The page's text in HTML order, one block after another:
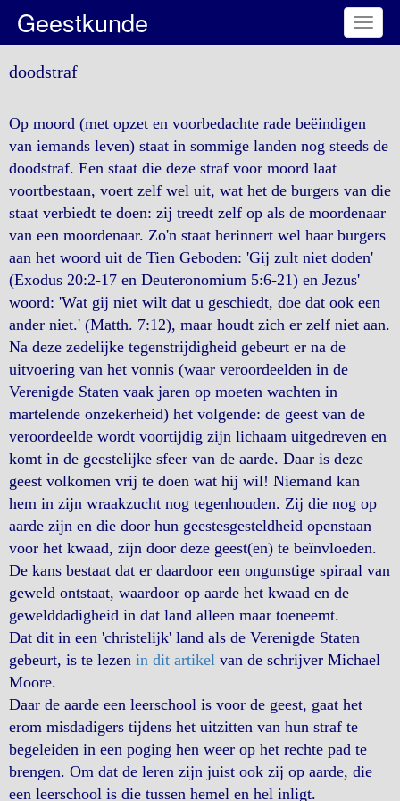
Toggle
Geestkunde
doodstraf
Op moord (met opzet en voorbedachte rade beëindigen
van iemands leven) staat in sommige landen nog steeds de
doodstraf. Een staat die deze straf voor moord laat
voortbestaan, voert zelf wel uit, wat het de burgers van die
staat verbiedt te doen: zij treedt zelf op als de moordenaar
van een moordenaar. Zo'n staat herinnert wel haar burgers
aan het woord uit de Tien Geboden: 'Gij zult niet doden'
(Exodus 20:2-17 en Deuteronomium 5:6-21) en Jezus'
woord: 'Wat gij niet wilt dat u geschiedt, doe dat ook een
ander niet.' (Matth. 7:12), maar houdt zich er zelf niet aan.
Na deze zedelijke tegenstrijdigheid gebeurt er na de
uitvoering van het vonnis (waar veroordeelden in de
Verenigde Staten vaak jaren op moeten wachten in
martelende onzekerheid) het volgende: de geest van de
veroordeelde wordt voortijdig zijn lichaam uitgedreven en
komt in de geestelijke sfeer van de aarde. Daar is deze
geest volkomen vrij te doen wat hij wil! Niemand kan
hem in zijn wraakzucht nog tegenhouden. Zij die nog op
aarde zijn en die door hun geestesgesteldheid openstaan
voor het kwaad, zijn door deze geest(en) te beïnvloeden.
De kans bestaat dat er daardoor een ongunstige spiraal van
geweld ontstaat, waardoor op aarde het kwaad en de
gewelddadigheid in dat land alleen maar toeneemt.
Dat dit in een 'christelijk' land als de Verenigde Staten
gebeurt, is te lezen in dit artikel van de schrijver Michael
Moore.
Daar de aarde een leerschool is voor de geest, gaat het
erom misdadigers tijdens het uitzitten van hun straf te
begeleiden in een poging hen weer op het rechte pad te
brengen. Om dat de leren zijn juist ook zij op aarde, die
een leerschool is die tussen hemel en hel inligt.